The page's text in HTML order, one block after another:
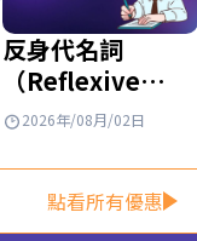
反身代名詞
（Reflexive
Pronouns）是什
法、位置、表格與
練習題
2026年/08月/02日
點看所有優惠